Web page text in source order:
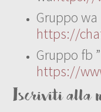
Gruppo wa
https://
Gruppo fb
https://
Iscriviti alla